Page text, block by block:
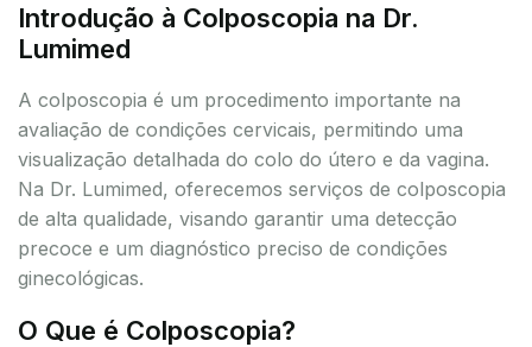
Introdução à Colposcopia na Dr.
Lumimed
A colposcopia é um procedimento importante na
avaliação de condições cervicais, permitindo uma
visualização detalhada do colo do útero e da vagina.
Na Dr. Lumimed, oferecemos serviços de colposcopia
de alta qualidade, visando garantir uma detecção
precoce e um diagnóstico preciso de condições
ginecológicas.
O Que é Colposcopia?